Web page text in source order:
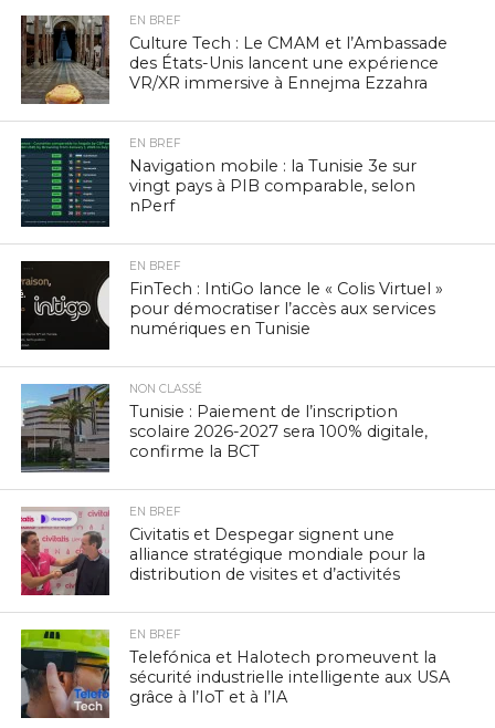
EN BREF
Culture Tech : Le CMAM et l’Ambassade
des États-Unis lancent une expérience
VR/XR immersive à Ennejma Ezzahra
EN BREF
Navigation mobile : la Tunisie 3e sur
vingt pays à PIB comparable, selon
nPerf
EN BREF
FinTech : IntiGo lance le « Colis Virtuel »
pour démocratiser l’accès aux services
numériques en Tunisie
NON CLASSÉ
Tunisie : Paiement de l’inscription
scolaire 2026-2027 sera 100% digitale,
confirme la BCT
EN BREF
Civitatis et Despegar signent une
alliance stratégique mondiale pour la
distribution de visites et d’activités
EN BREF
Telefónica et Halotech promeuvent la
sécurité industrielle intelligente aux USA
grâce à l’IoT et à l’IA